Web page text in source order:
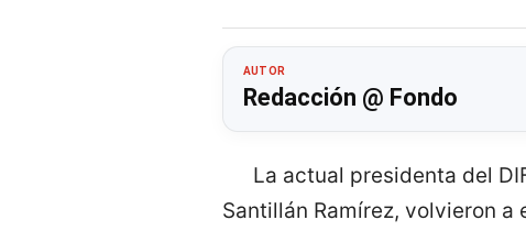
AUTOR
Redacción @ Fondo
La actual presidenta del
Santillán Ramírez, volvieron